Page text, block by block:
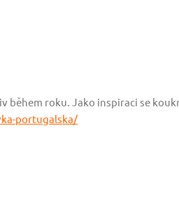
během roku. Jako inspiraci se
portugalska/